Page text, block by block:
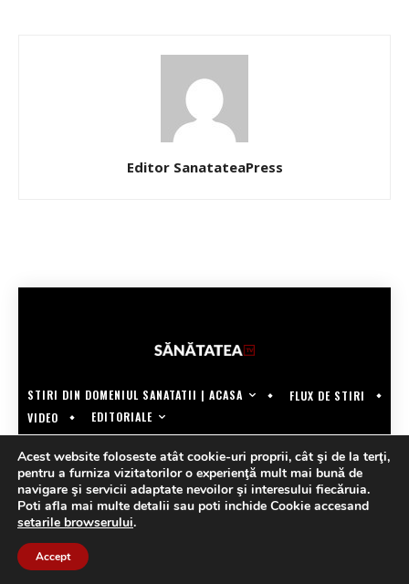
Editor SanatateaPress
STIRI DIN DOMENIUL SANATATII | ACASA
FLUX DE STIRI
VIDEO
EDITORIALE
Acest website foloseste atât cookie-uri proprii, cât şi de la terţi,
pentru a furniza vizitatorilor o experienţă mult mai bună de
navigare şi servicii adaptate nevoilor şi interesului fiecăruia.
Poti afla mai multe detalii sau poti inchide Cookie accesand
setarile browserului.
Accept